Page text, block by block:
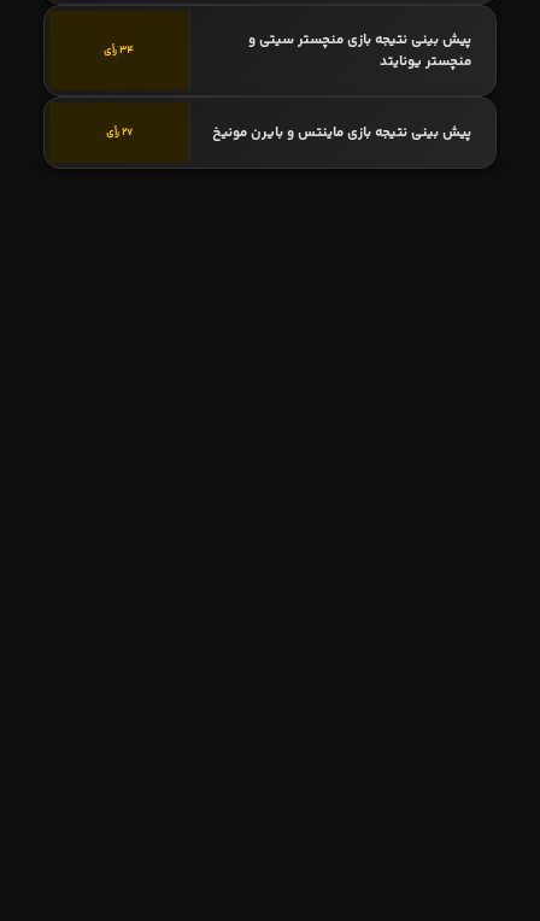
پیش بینی نتیجه بازی منچستر سیتی و
منچستر یونایتد
34 رأی
پیش بینی نتیجه بازی ماینتس و بایرن مونیخ 27 رأی